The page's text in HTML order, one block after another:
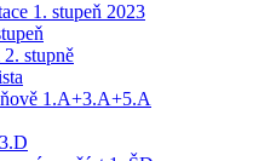
1. stupeň 2023
stupně
1.A+3.A+5.A